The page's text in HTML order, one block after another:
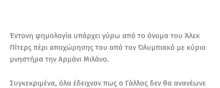
Έντονη φημολογία υπάρχει γύρω από το όνομα του Άλεκ
Πίτερς πέρι αποχώρησης του από τον Όλυμπιακό με κύριο
μνηστήρα την Αρμάνι Μιλάνο.
Συγκεκριμένα, όλα έδειχναν πως ο Γάλλος δεν θα ανανέωνε